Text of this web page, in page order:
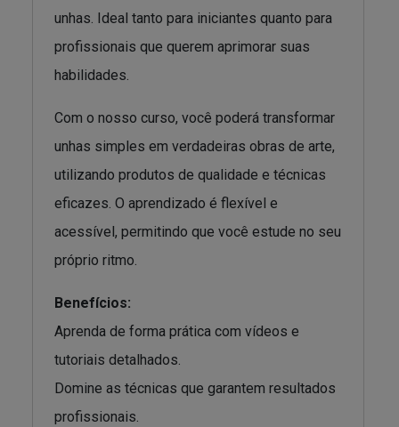
unhas. Ideal tanto para iniciantes quanto para
profissionais que querem aprimorar suas
habilidades.
Com o nosso curso, você poderá transformar
unhas simples em verdadeiras obras de arte,
utilizando produtos de qualidade e técnicas
eficazes. O aprendizado é flexível e
acessível, permitindo que você estude no seu
próprio ritmo.
Benefícios:
Aprenda de forma prática com vídeos e
tutoriais detalhados.
Domine as técnicas que garantem resultados
profissionais.